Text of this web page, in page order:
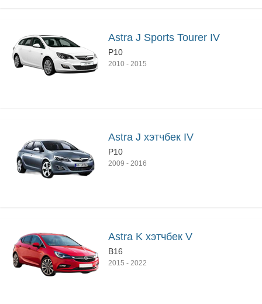
Astra J Sports Tourer IV
P10
2010 - 2015
Astra J хэтчбек IV
P10
2009 - 2016
Astra K хэтчбек V
B16
2015 - 2022